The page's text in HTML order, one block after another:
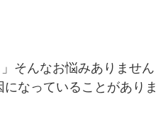
そんなお悩みありません
なっていることがありま